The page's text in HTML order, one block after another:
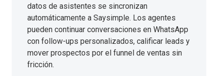
datos de asistentes se sincronizan
automáticamente a Saysimple. Los agentes
pueden continuar conversaciones en WhatsApp
con follow-ups personalizados, calificar leads y
mover prospectos por el funnel de ventas sin
fricción.